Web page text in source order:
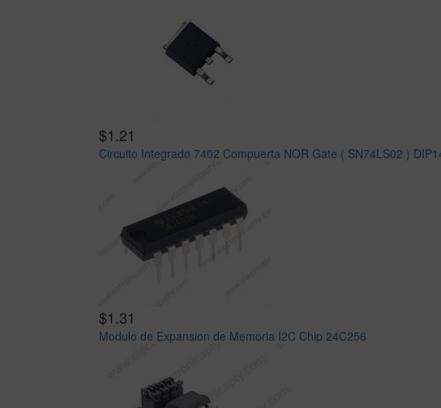
$1.21
Circuito Integrado 7402 Compuerta NOR Gate ( SN74LS02 )
$1.31
Modulo de Expansion de Memoria I2C Chip 24C256